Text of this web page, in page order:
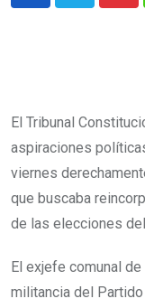
El Tribunal
aspiraciones
viernes
que buscaba
de las elecciones
El exjefe comunal
militancia del